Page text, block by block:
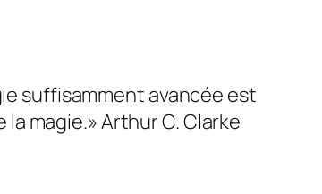
suffisamment avancée est
magie.» Arthur C. Clarke